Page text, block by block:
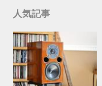
人気記事